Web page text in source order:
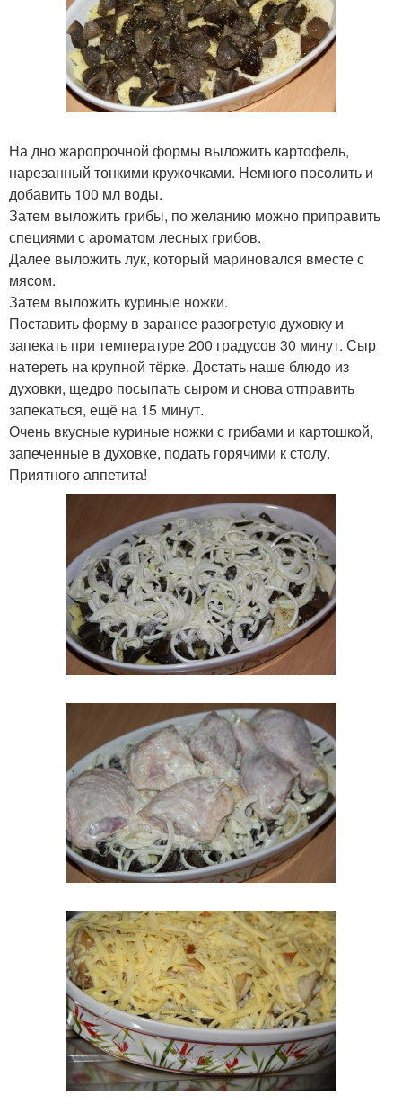
На дно жаропрочной формы выложить картофель,
нарезанный тонкими кружочками. Немного посолить и
добавить 100 мл воды.
Затем выложить грибы, по желанию можно приправить
специями с ароматом лесных грибов.
Далее выложить лук, который мариновался вместе с
мясом.
Затем выложить куриные ножки.
Поставить форму в заранее разогретую духовку и
запекать при температуре 200 градусов 30 минут. Сыр
натереть на крупной тёрке. Достать наше блюдо из
духовки, щедро посыпать сыром и снова отправить
запекаться, ещё на 15 минут.
Очень вкусные куриные ножки с грибами и картошкой,
запеченные в духовке, подать горячими к столу.
Приятного аппетита!